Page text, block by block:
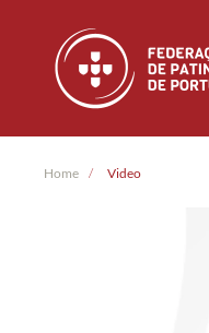
Skip to main content
Home Video